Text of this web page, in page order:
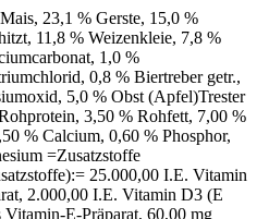
23,1 % Gerste, 15,0 %
11,8 % Weizenkleie, 7,8 %
1,0 %
0,8 % Biertreber getr.,
5,0 % Obst (Apfel)Trester
3,50 % Rohfett, 7,00 %
% Calcium, 0,60 % Phosphor,
=Zusatzstoffe
25.000,00 I.E. Vitamin
2.000,00 I.E. Vitamin D3 (E
E-Präparat, 60,00 mg